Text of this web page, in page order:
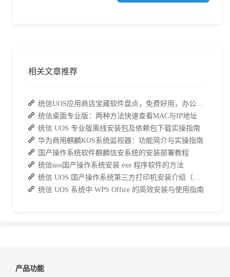
相关文章推荐
统信桌面专业版：两种方法快速查看MAC与IP地址
统信 UOS 专业版离线安装包及依赖包下载实操指南
华为商用麒麟KOS系统监视器：功能简介与实操指南
国产操作系统软件麒麟信安系统的安装部署教程
统信uos国产操作系统安装 exe 程序软件的方法
统信 UOS 系统中 WPS Office 的高效安装与使用指南
产品功能